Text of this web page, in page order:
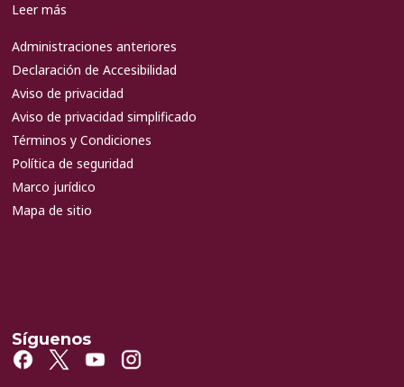
Leer más
Administraciones anteriores
Declaración de Accesibilidad
Aviso de privacidad
Aviso de privacidad simplificado
Términos y Condiciones
Política de seguridad
Marco jurídico
Mapa de sitio
Síguenos